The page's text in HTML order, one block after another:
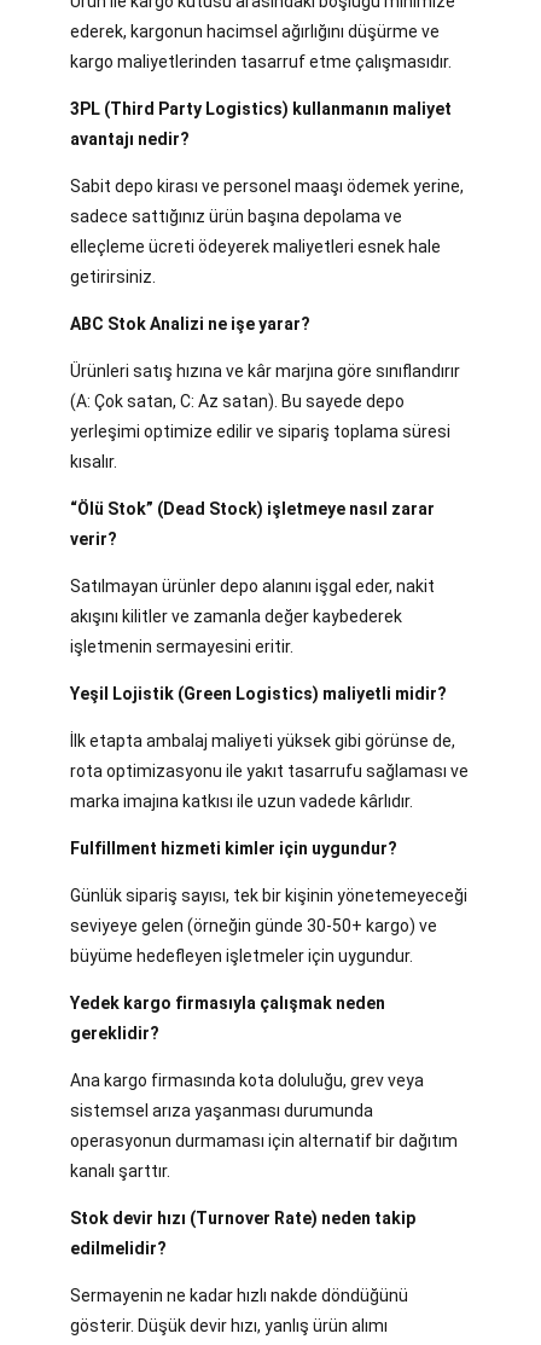
ederek, kargonun hacimsel ağırlığını düşürme ve
kargo maliyetlerinden tasarruf etme çalışmasıdır.
3PL (Third Party Logistics) kullanmanın maliyet
avantajı nedir?
Sabit depo kirası ve personel maaşı ödemek yerine,
sadece sattığınız ürün başına depolama ve
elleçleme ücreti ödeyerek maliyetleri esnek hale
getirirsiniz.
ABC Stok Analizi ne işe yarar?
Ürünleri satış hızına ve kâr marjına göre sınıflandırır
(A: Çok satan, C: Az satan). Bu sayede depo
yerleşimi optimize edilir ve sipariş toplama süresi
kısalır.
“Ölü Stok” (Dead Stock) işletmeye nasıl zarar
verir?
Satılmayan ürünler depo alanını işgal eder, nakit
akışını kilitler ve zamanla değer kaybederek
işletmenin sermayesini eritir.
Yeşil Lojistik (Green Logistics) maliyetli midir?
İlk etapta ambalaj maliyeti yüksek gibi görünse de,
rota optimizasyonu ile yakıt tasarrufu sağlaması ve
marka imajına katkısı ile uzun vadede kârlıdır.
Fulfillment hizmeti kimler için uygundur?
Günlük sipariş sayısı, tek bir kişinin yönetemeyeceği
seviyeye gelen (örneğin günde 30-50+ kargo) ve
büyüme hedefleyen işletmeler için uygundur.
Yedek kargo firmasıyla çalışmak neden
gereklidir?
Ana kargo firmasında kota doluluğu, grev veya
sistemsel arıza yaşanması durumunda
operasyonun durmaması için alternatif bir dağıtım
kanalı şarttır.
Stok devir hızı (Turnover Rate) neden takip
edilmelidir?
Sermayenin ne kadar hızlı nakde döndüğünü
gösterir. Düşük devir hızı, yanlış ürün alımı